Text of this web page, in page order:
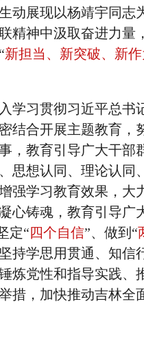
动展现以杨靖宇同志
精神中汲取奋进力量
新担当、新突破、新
学习贯彻习近平总书
结合开展主题教育，
，教育引导广大干部
思想认同、理论认同
强学习教育效果，大
心铸魂，教育引导广
定“四个自信”、做到“
持学思用贯通、知信
炼党性和指导实践、
措，加快推动吉林全